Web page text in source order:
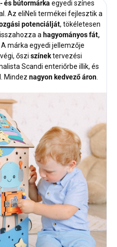
és bútormárka egyedi színes
Az eliNeli termékei fejlesztik a
potenciálját, tökéletesen
a hagyományos fát,
A márka egyedi jellemzője
őszi színektervezési
Scandi enteriőrbe illik, és
Mindez nagyon kedvező áron.